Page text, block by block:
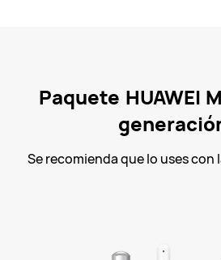
Paquete HUAWEI
Se recomienda que lo uses con